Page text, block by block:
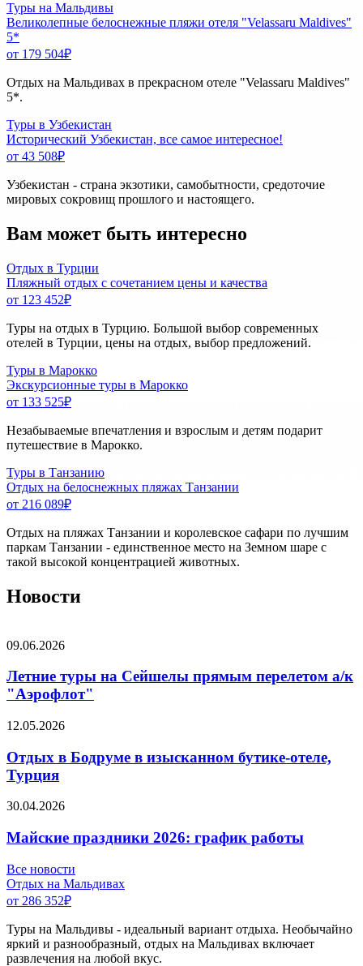
Туры на Мальдивы
Великолепные белоснежные пляжи отеля "Velassaru Maldives"
5*
от 179 504₽
Отдых на Мальдивах в прекрасном отеле "Velassaru Maldives"
5*.
Туры в Узбекистан
Исторический Узбекистан, все самое интересное!
от 43 508₽
Узбекистан - страна экзотики, самобытности, средоточие
мировых сокровищ прошлого и настоящего.
Вам может быть интересно
Отдых в Турции
Пляжный отдых с сочетанием цены и качества
от 123 452₽
Туры на отдых в Турцию. Большой выбор современных
отелей в Турции, цены на отдых, выбор предложений.
Туры в Марокко
Экскурсионные туры в Марокко
от 133 525₽
Незабываемые впечатления и взрослым и детям подарит
путешествие в Марокко.
Туры в Танзанию
Отдых на белоснежных пляжах Танзании
от 216 089₽
Отдых на пляжах Танзании и королевское сафари по лучшим
паркам Танзании - единственное место на Земном шаре с
такой высокой концентрацией животных.
Новости
09.06.2026
Летние туры на Сейшелы прямым перелетом а/к
"Аэрофлот"
12.05.2026
Отдых в Бодруме в изысканном бутике-отеле,
Турция
30.04.2026
Майские праздники 2026: график работы
Все новости
Отдых на Мальдивах
от 286 352₽
Туры на Мальдивы - идеальный вариант отдыха. Необычайно
яркий и разнообразный, отдых на Мальдивах включает
развлечения на любой вкус.